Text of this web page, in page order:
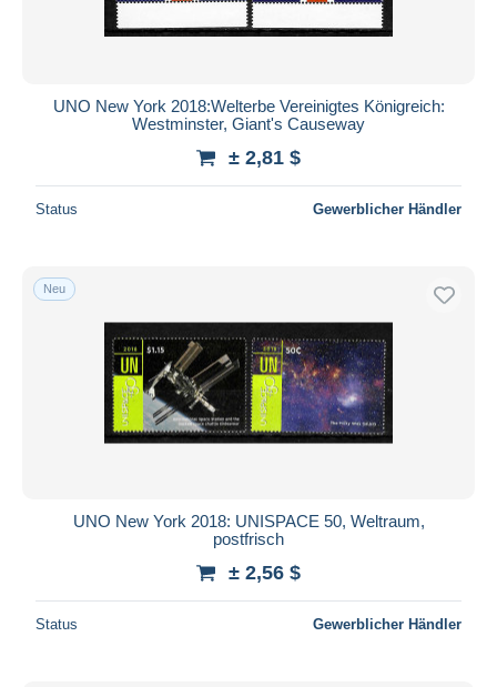
UNO New York 2018:Welterbe Vereinigtes Königreich:
Westminster, Giant's Causeway
± 2,81 $
Status Gewerblicher Händler
Neu
UNO New York 2018: UNISPACE 50, Weltraum,
postfrisch
± 2,56 $
Status Gewerblicher Händler